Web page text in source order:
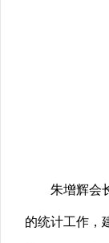
朱增辉会
的统计工作，